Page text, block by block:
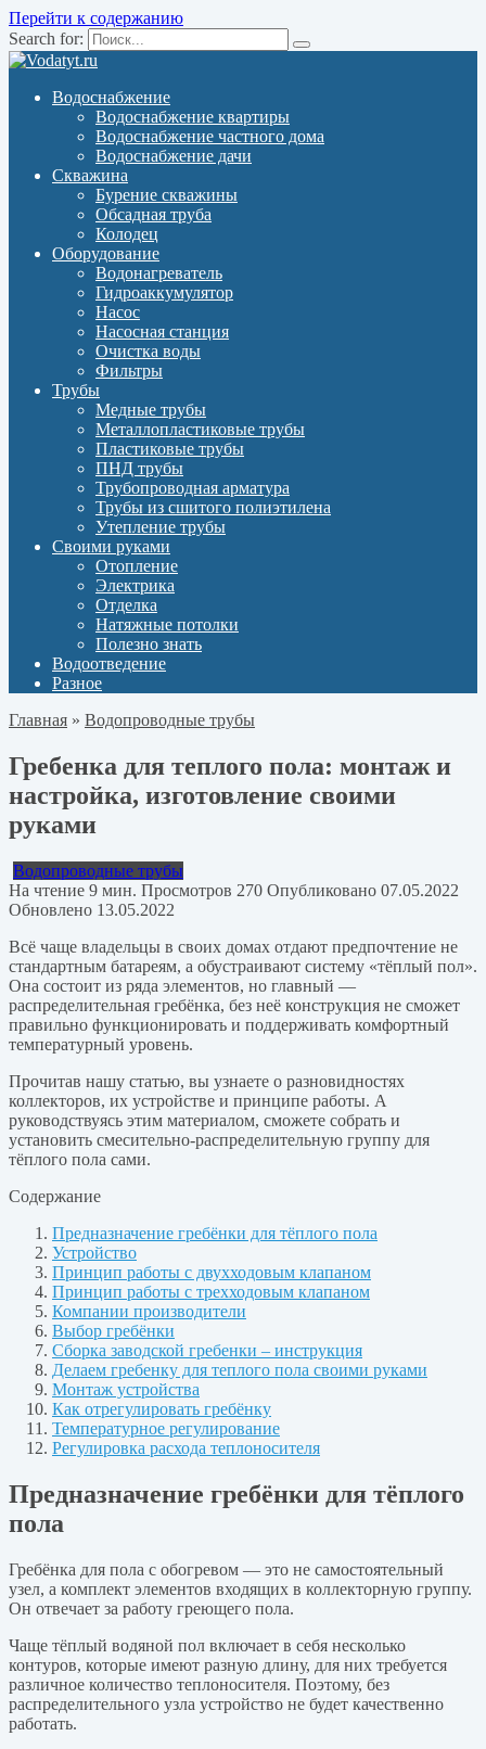
Перейти к содержанию
Search for:
Водоснабжение
Водоснабжение квартиры
Водоснабжение частного дома
Водоснабжение дачи
Скважина
Бурение скважины
Обсадная труба
Колодец
Оборудование
Водонагреватель
Гидроаккумулятор
Насос
Насосная станция
Очистка воды
Фильтры
Трубы
Медные трубы
Металлопластиковые трубы
Пластиковые трубы
ПНД трубы
Трубопроводная арматура
Трубы из сшитого полиэтилена
Утепление трубы
Своими руками
Отопление
Электрика
Отделка
Натяжные потолки
Полезно знать
Водоотведение
Разное
Главная » Водопроводные трубы
Гребенка для теплого пола: монтаж и
настройка, изготовление своими
руками
Водопроводные трубы
На чтение 9 мин. Просмотров 270 Опубликовано 07.05.2022
Обновлено 13.05.2022
Всё чаще владельцы в своих домах отдают предпочтение не
стандартным батареям, а обустраивают систему «тёплый пол».
Она состоит из ряда элементов, но главный —
распределительная гребёнка, без неё конструкция не сможет
правильно функционировать и поддерживать комфортный
температурный уровень.
Прочитав нашу статью, вы узнаете о разновидностях
коллекторов, их устройстве и принципе работы. А
руководствуясь этим материалом, сможете собрать и
установить смесительно-распределительную группу для
тёплого пола сами.
Содержание
Предназначение гребёнки для тёплого пола
Устройство
Принцип работы с двухходовым клапаном
Принцип работы с трехходовым клапаном
Компании производители
Выбор гребёнки
Сборка заводской гребенки – инструкция
Делаем гребенку для теплого пола своими руками
Монтаж устройства
Как отрегулировать гребёнку
Температурное регулирование
Регулировка расхода теплоносителя
Предназначение гребёнки для тёплого
пола
Гребёнка для пола с обогревом — это не самостоятельный
узел, а комплект элементов входящих в коллекторную группу.
Он отвечает за работу греющего пола.
Чаще тёплый водяной пол включает в себя несколько
контуров, которые имеют разную длину, для них требуется
различное количество теплоносителя. Поэтому, без
распределительного узла устройство не будет качественно
работать.